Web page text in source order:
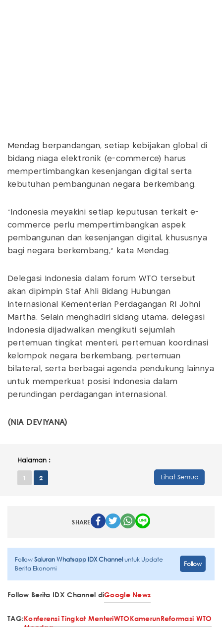
Mendag berpandangan, setiap kebijakan global di
bidang niaga elektronik (e-commerce) harus
mempertimbangkan kesenjangan digital serta
kebutuhan pembangunan negara berkembang.
“Indonesia meyakini setiap keputusan terkait e-
commerce perlu mempertimbangkan aspek
pembangunan dan kesenjangan digital, khususnya
bagi negara berkembang,” kata Mendag.
Delegasi Indonesia dalam forum WTO tersebut
akan dipimpin Staf Ahli Bidang Hubungan
Internasional Kementerian Perdagangan RI Johni
Martha. Selain menghadiri sidang utama, delegasi
Indonesia dijadwalkan mengikuti sejumlah
pertemuan tingkat menteri, pertemuan koordinasi
kelompok negara berkembang, pertemuan
bilateral, serta berbagai agenda pendukung lainnya
untuk memperkuat posisi Indonesia dalam
perundingan perdagangan internasional.
(NIA DEVIYANA)
Halaman :
1 2 Lihat Semua
SHARE
FollowSaluran Whatsapp IDX Channeluntuk Update
Berita Ekonomi
Follow
Follow Berita IDX Channel diGoogle News
TAG:Konferensi Tingkat MenteriWTOKamerunReformasi WTO